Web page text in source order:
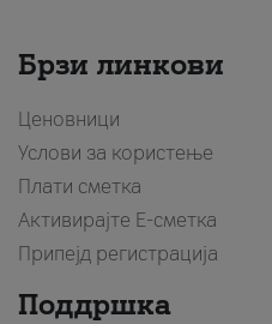
Брзи линкови
Ценовници
Услови за користење
Плати сметка
Активирајте Е-сметка
Припејд регистрација
Поддршка